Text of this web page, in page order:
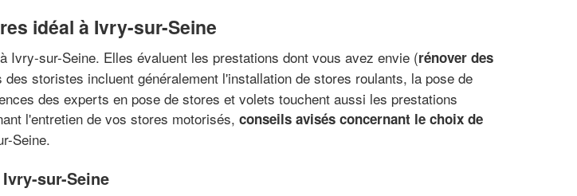
idéal à Ivry-sur-Seine
sur-Seine. Elles évaluent les prestations dont vous avez envie (rénover des
storistes incluent généralement l'installation de stores roulants, la pose de
des experts en pose de stores et volets touchent aussi les prestations
l'entretien de vos stores motorisés, conseils avisés concernant le choix de
Seine.
sur-Seine